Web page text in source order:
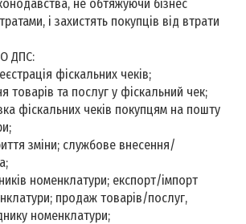
не обтяжуючи бізнес
і захистять покупців від втрати
ДПС:
фіскальних чеків;
товарів та послуг у фіскальний чек;
фіскальних чеків покупцям на пошту
зміни; службове внесення/
номенклатури; експорт/імпорт
продаж товарів/послуг,
номенклатури;